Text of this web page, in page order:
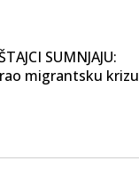
SUMNJAJU:
migrantsku krizu